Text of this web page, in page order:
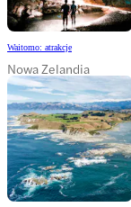
Waitomo: atrakcje
Nowa Zelandia